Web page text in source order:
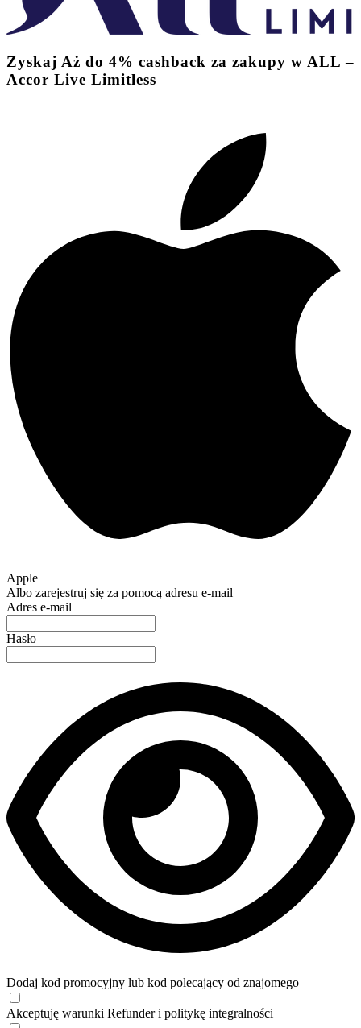
Zyskaj Aż do 4% cashback za zakupy w ALL –
Accor Live Limitless
Apple
Albo zarejestruj się za pomocą adresu e-mail
Adres e-mail
Hasło
Dodaj kod promocyjny lub kod polecający od znajomego
Akceptuję warunki Refunder i politykę integralności